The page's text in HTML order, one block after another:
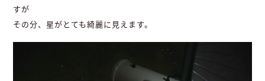
すが
その分、星がとても綺麗に見えます。